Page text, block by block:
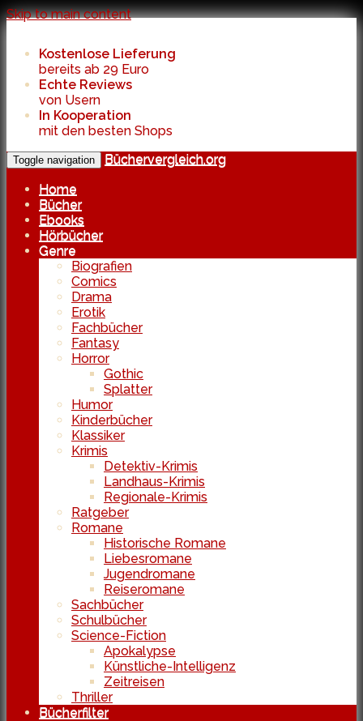
Skip to main content
Kostenlose Lieferung
bereits ab 29 Euro
Echte Reviews
von Usern
In Kooperation
mit den besten Shops
Toggle navigation
Büchervergleich.org
Home
Bücher
Ebooks
Hörbücher
Genre
Biografien
Comics
Drama
Erotik
Fachbücher
Fantasy
Horror
Gothic
Splatter
Humor
Kinderbücher
Klassiker
Krimis
Detektiv-Krimis
Landhaus-Krimis
Regionale-Krimis
Ratgeber
Romane
Historische Romane
Liebesromane
Jugendromane
Reiseromane
Sachbücher
Schulbücher
Science-Fiction
Apokalypse
Künstliche-Intelligenz
Zeitreisen
Thriller
Bücherfilter